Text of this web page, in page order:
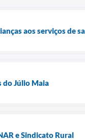
aos serviços de
do Júlio Maia
e Sindicato Rural